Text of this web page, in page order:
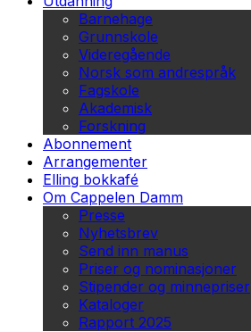
Barnehage
Grunnskole
Videregående
Norsk som andrespråk
Fagskole
Akademisk
Forskning
Abonnement
Arrangementer
Elling bokkafé
Om Cappelen Damm
Presse
Nyhetsbrev
Send inn manus
Priser og nominasjoner
Stipender og minnepriser
Kataloger
Rapport 2025